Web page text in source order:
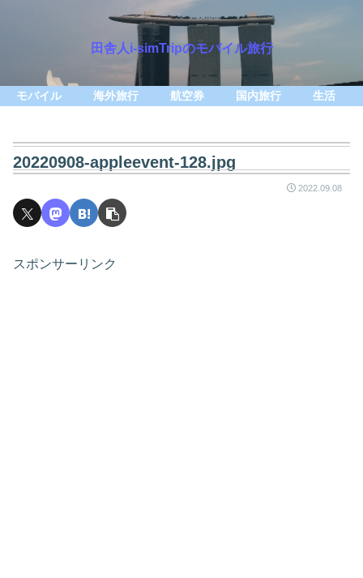
田舎人i-simTripのモバイル旅行
モバイル 海外旅行 航空券 国内旅行 生活
20220908-appleevent-128.jpg
2022.09.08
スポンサーリンク